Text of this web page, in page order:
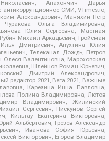
Апахончич Дарья
антикоррупционное СМИ, VTimes.io,
Александрович, Маняхин Петр
Ольга Владимировна,
Юлия Сергеевна, Маетная
Михаил Аркадьевич, Гройсман
Дмитриевич, Апухтина Юлия
Телеканал Дождь, Петров
Валентиновна, Мароховская
Шлейнов Роман Юрьевич,
Дмитрий Александрович,
редактор 2021, Вега 2021, Важные
Карезина Инна Павловна,
Полина Владимировна, Лютов
Владимирович, Жилинский
Сергеевич, Пискунов Сергей
Кильтау Екатерина Викторовна,
Альбертович, Грезев Александр
Иванова София Юрьевна,
Викторович, Егоров Владимир